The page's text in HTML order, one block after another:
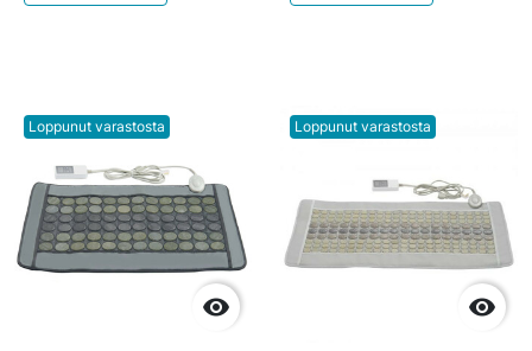
Loppunut varastosta

Loppunut varastosta
